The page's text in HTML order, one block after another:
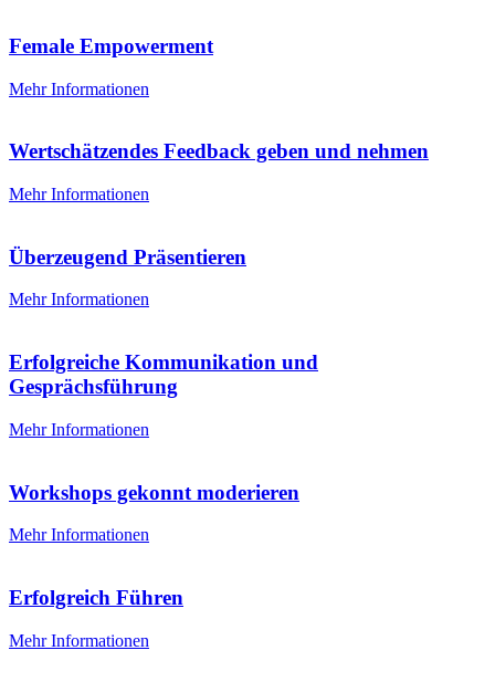
Female Empowerment
Mehr Informationen
Wertschätzendes Feedback geben und nehmen
Mehr Informationen
Überzeugend Präsentieren
Mehr Informationen
Erfolgreiche Kommunikation und
Gesprächsführung
Mehr Informationen
Workshops gekonnt moderieren
Mehr Informationen
Erfolgreich Führen
Mehr Informationen